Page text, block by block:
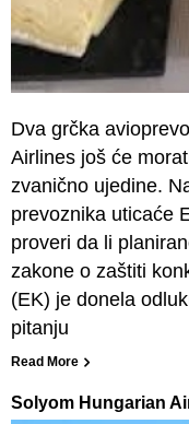
Dva grčka
Airlines još će
zvanično ujedine.
prevoznika uticaće
proveri da li
zakone o zaštiti
(EK) je donela
pitanju
Read More
Solyom Hungarian